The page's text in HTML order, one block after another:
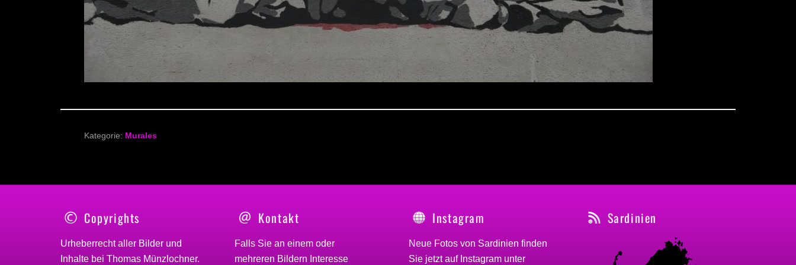
Kategorie: Murales
Copyrights
Urheberrecht aller Bilder und
Inhalte bei Thomas Münzlochner.
Kontakt
Falls Sie an einem oder
mehreren Bildern Interesse
Instagram
Neue Fotos von Sardinien finden
Sie jetzt auf Instagram unter
Sardinien